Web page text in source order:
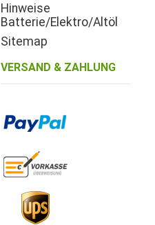
Hinweise
Batterie/Elektro/Altöl
Sitemap
VERSAND & ZAHLUNG